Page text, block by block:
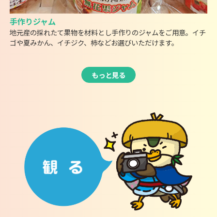
手作りジャム
地元産の採れたて果物を材料とし手作りのジャムをご用意。イチ
ゴや夏みかん、イチジク、柿などお選びいただけます。
もっと見る